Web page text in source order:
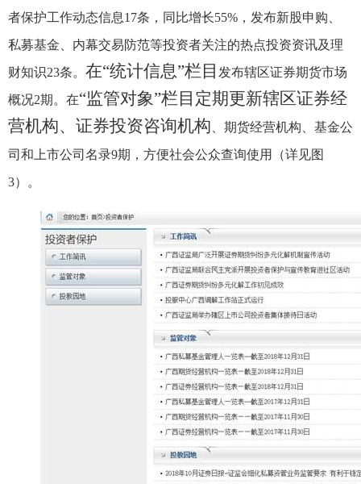
者保护工作动态信息17条，同比增长55%，发布新股申购、
私募基金、内幕交易防范等投资者关注的热点投资资讯及理
财知识23条。 在“统计信息”栏目 发布辖区证券期货市场
概况2期。在“监管对象”栏目定期更新辖区证券经
营机构、证券投资咨询机构、期货经营机构、基金公
司和上市公司名录9期，方便社会公众查询使用（详见图
3）。